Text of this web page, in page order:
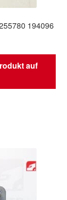
194096
auf